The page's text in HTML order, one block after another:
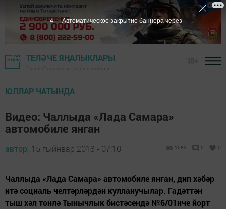
ТЕЛӘЧЕ ЯҢАЛЫКЛАРЫ
ЮЛЛАР ЧАТЫНДА
Видео: Чаллыда «Лада Самара»
автомобиле янган
автор, 15 гыйнвар 2018 - 07:10 1583 0 0
Чаллыда «Лада Самара» автомобиле янган, дип хәбәр
итә социаль челтәрләрдән кулланучылар. Гадәттән
тыш хәл төнлә Тынычлык бистәсендә №6/01нче йорт
3 Автоматическое закрытие баннера через